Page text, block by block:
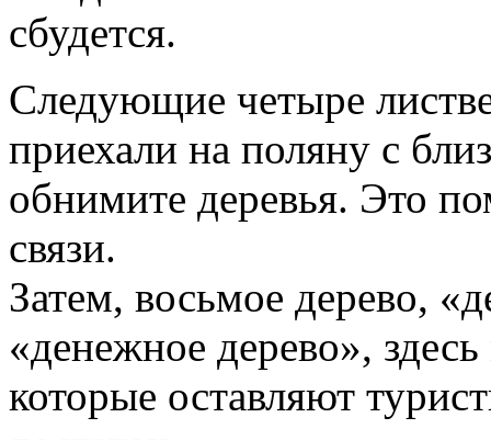
сбудется.
Следующие четыре
приехали на поляну с
обнимите деревья. Это
связи.
Затем, восьмое дерево,
«денежное дерево»,
которые оставляют